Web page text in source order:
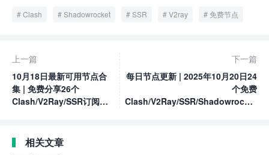
Clash Shadowrocket SSR V2ray 免费节点
上一篇
10月18日最新可用节点合
集 | 免费分享26个
Clash/V2Ray/SSR订阅链
下一篇
每日节点更新 | 2025年10月20日24
个免费
Clash/V2Ray/SSR/Shadowrocket
相关文章